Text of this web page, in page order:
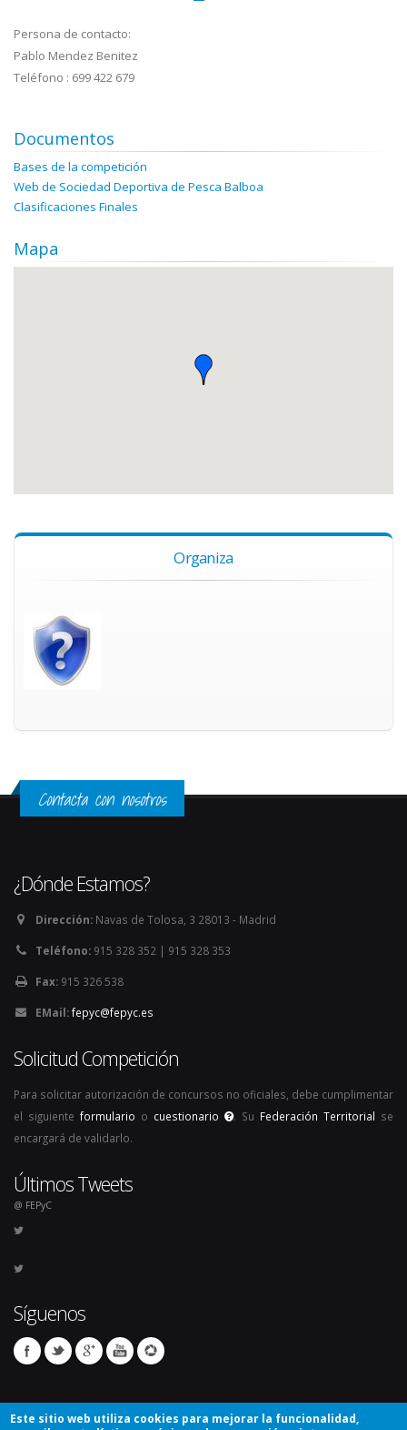
Persona de contacto:
Pablo Mendez Benitez
Teléfono : 699 422 679
Documentos
Bases de la competición
Web de Sociedad Deportiva de Pesca Balboa
Clasificaciones Finales
Mapa
Organiza
Contacta con nosotros
¿Dónde Estamos?
Dirección: Navas de Tolosa, 3 28013 - Madrid
Teléfono: 915 328 352 | 915 328 353
Fax: 915 326 538
EMail:fepyc@fepyc.es
Solicitud Competición
Para solicitar autorización de concursos no oficiales, debe cumplimentar
el siguiente formulario o cuestionario . Su Federación Territorial se
encargará de validarlo.
Últimos Tweets
@ FEPyC
Síguenos
Este sitio web utiliza cookies para mejorar la funcionalidad,